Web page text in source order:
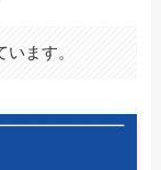
ます。